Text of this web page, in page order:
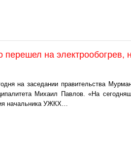
перешел на электрообогрев,
на заседании правительства
Михаил Павлов. «На
начальника УЖКХ…